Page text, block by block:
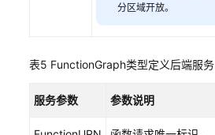
分区域开放。
表5 FunctionGraph类型定义后端服务
服务参数 参数说明